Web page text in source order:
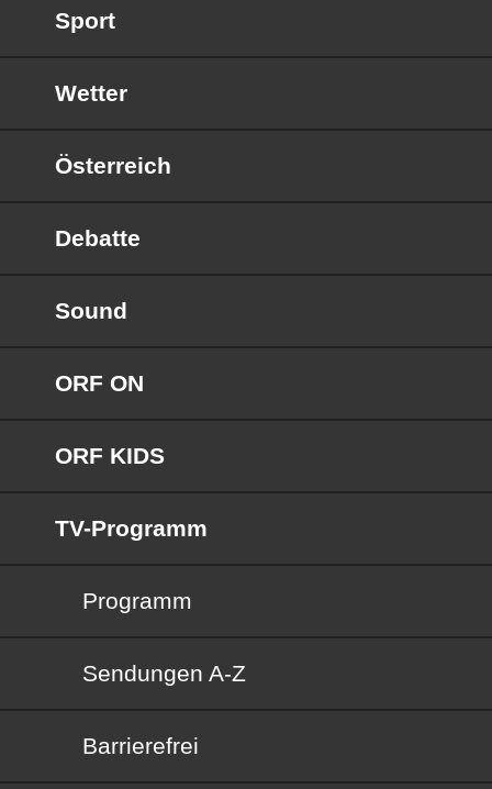
Sport
Wetter
Österreich
Debatte
Sound
ORF ON
ORF KIDS
TV-Programm
Programm
Sendungen von A bis Z
Sendungen A-Z
Barrierefrei
Barrierefrei